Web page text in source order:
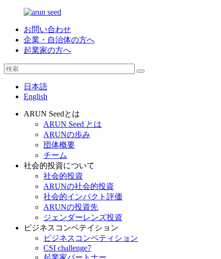
お問い合わせ
企業・自治体の方へ
起業家の方へ
日本語
English
ARUN Seedとは
ARUN Seed とは
ARUNの歩み
団体概要
チーム
社会的投資について
社会的投資
ARUNの社会的投資
社会的インパクト評価
ARUNの投資先
ジェンダーレンズ投資
ビジネスコンペテイション
ビジネスコンペティション
CSI challenge7
起業家パートナー